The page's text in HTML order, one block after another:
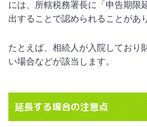
には、所轄税務署長に「申告期限
出することで認められることがあ
たとえば、相続人が入院しており
い場合などが該当します。
延長する場合の注意点